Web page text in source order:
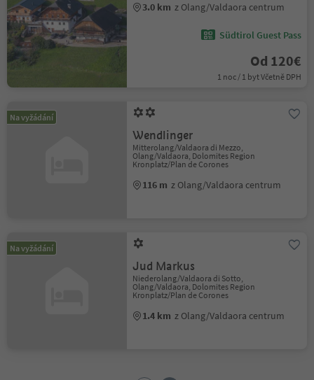
3.0 km z Olang/Valdaora centrum
Südtirol Guest Pass
Od 120€
1 noc / 1 byt Včetně DPH
Na vyžádání
Wendlinger
Mitterolang/Valdaora di Mezzo,
Olang/Valdaora, Dolomites Region
Kronplatz/Plan de Corones
116 m z Olang/Valdaora centrum
Na vyžádání
Jud Markus
Niederolang/Valdaora di Sotto,
Olang/Valdaora, Dolomites Region
Kronplatz/Plan de Corones
1.4 km z Olang/Valdaora centrum